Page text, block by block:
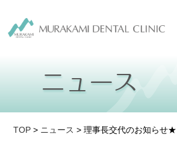
TOP > ニュース > 理事長交代のお知らせ★